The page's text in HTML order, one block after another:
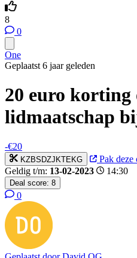
8
0
One
Geplaatst 6 jaar geleden
20 euro korting
lidmaatschap
-€20
KZBSDZJKTEKG
Pak deze
Geldig t/m: 13-02-2023 14:30
Deal score: 8
0